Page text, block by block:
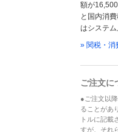
額が
と国内消
はシステム
» 関税・消
ご注文に
●ご注文以
ることがあ
トルに記載
すが、それ